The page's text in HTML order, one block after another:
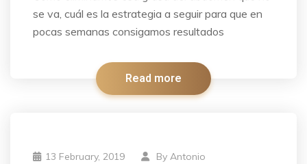
se va, cuál es la estrategia a seguir para que en
pocas semanas consigamos resultados
Read more
13 February, 2019 By Antonio